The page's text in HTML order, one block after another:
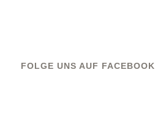
FOLGE UNS AUF FACEBOOK